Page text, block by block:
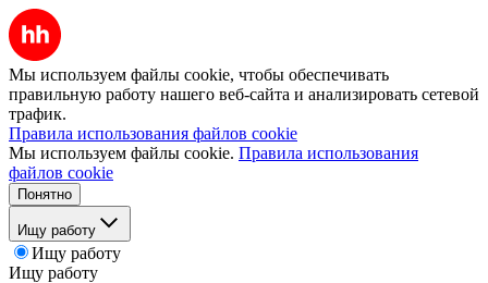
Мы используем файлы cookie, чтобы обеспечивать
правильную работу нашего веб-сайта и анализировать сетевой
трафик.
Правила использования файлов cookie
Мы используем файлы cookie. Правила использования
файлов cookie
Понятно
Ищу работу
Ищу работу
Ищу работу